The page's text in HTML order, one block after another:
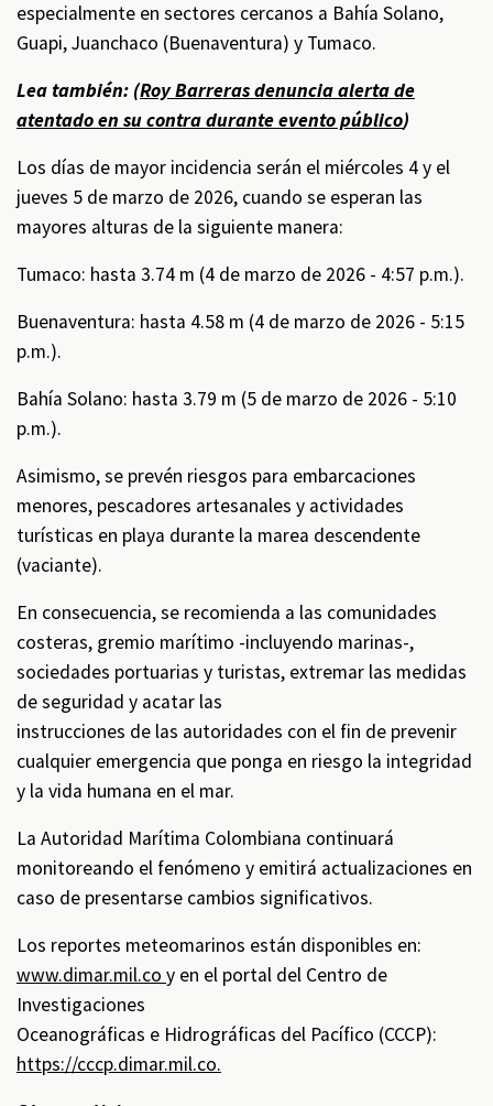
especialmente en sectores cercanos a Bahía Solano,
Guapi, Juanchaco (Buenaventura) y Tumaco.
Lea también: (Roy Barreras denuncia alerta de
atentado en su contra durante evento público)
Los días de mayor incidencia serán el miércoles 4 y el
jueves 5 de marzo de 2026, cuando se esperan las
mayores alturas de la siguiente manera:
Tumaco: hasta 3.74 m (4 de marzo de 2026 - 4:57 p.m.).
Buenaventura: hasta 4.58 m (4 de marzo de 2026 - 5:15
p.m.).
Bahía Solano: hasta 3.79 m (5 de marzo de 2026 - 5:10
p.m.).
Asimismo, se prevén riesgos para embarcaciones
menores, pescadores artesanales y actividades
turísticas en playa durante la marea descendente
(vaciante).
En consecuencia, se recomienda a las comunidades
costeras, gremio marítimo -incluyendo marinas-,
sociedades portuarias y turistas, extremar las medidas
de seguridad y acatar las
instrucciones de las autoridades con el fin de prevenir
cualquier emergencia que ponga en riesgo la integridad
y la vida humana en el mar.
La Autoridad Marítima Colombiana continuará
monitoreando el fenómeno y emitirá actualizaciones en
caso de presentarse cambios significativos.
Los reportes meteomarinos están disponibles en:
www.dimar.mil.co y en el portal del Centro de
Investigaciones
Oceanográficas e Hidrográficas del Pacífico (CCCP):
https://cccp.dimar.mil.co.